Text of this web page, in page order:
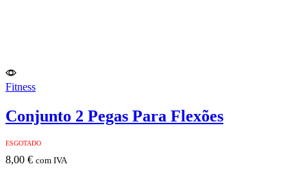
Fitness
Conjunto 2 Pegas Para Flexões
ESGOTADO
8,00 € com IVA